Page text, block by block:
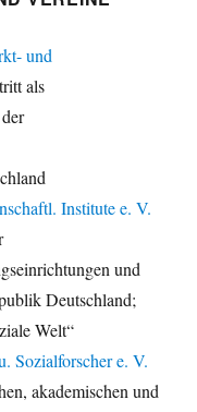
und
als
Institute e. V.
und
Deutschland;
Welt“
Sozialforscher e. V.
akademischen und